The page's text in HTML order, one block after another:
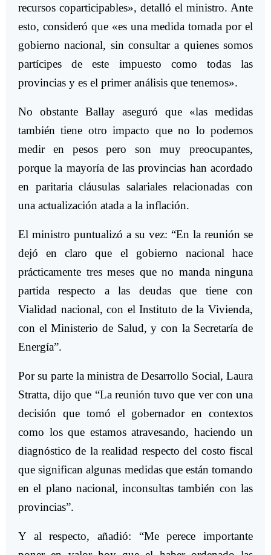
recursos coparticipables», detalló el ministro. Ante
esto, consideró que «es una medida tomada por el
gobierno nacional, sin consultar a quienes somos
partícipes de este impuesto como todas las
provincias y es el primer análisis que tenemos».
No obstante Ballay aseguró que «las medidas
también tiene otro impacto que no lo podemos
medir en pesos pero son muy preocupantes,
porque la mayoría de las provincias han acordado
en paritaria cláusulas salariales relacionadas con
una actualización atada a la inflación.
El ministro puntualizó a su vez: “En la reunión se
dejó en claro que el gobierno nacional hace
prácticamente tres meses que no manda ninguna
partida respecto a las deudas que tiene con
Vialidad nacional, con el Instituto de la Vivienda,
con el Ministerio de Salud, y con la Secretaría de
Energía”.
Por su parte la ministra de Desarrollo Social, Laura
Stratta, dijo que “La reunión tuvo que ver con una
decisión que tomó el gobernador en contextos
como los que estamos atravesando, haciendo un
diagnóstico de la realidad respecto del costo fiscal
que significan algunas medidas que están tomando
en el plano nacional, inconsultas también con las
provincias”.
Y al respecto, añadió: “Me perece importante